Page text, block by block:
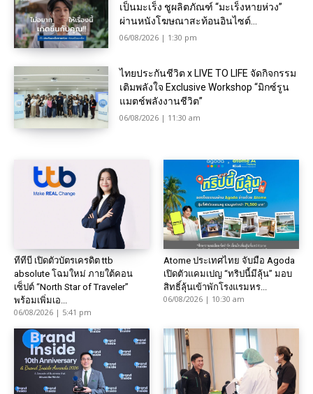
เป็นมะเร็ง ชูผลิตภัณฑ์ “มะเร็งหายห่วง”
ผ่านหนังโฆษณาสะท้อนอินไซต์...
06/08/2026 | 1:30 pm
ไทยประกันชีวิต x LIVE TO LIFE จัดกิจกรรม
เติมพลังใจ Exclusive Workshop “มิกซ์รูน
แมตช์พลังงานชีวิต”
06/08/2026 | 11:30 am
ทีทีบี เปิดตัวบัตรเครดิต ttb
absolute โฉมใหม่ ภายใต้คอน
เซ็ปต์ “North Star of Traveler”
พร้อมเพิ่มเอ...
06/08/2026 | 5:41 pm
Atome ประเทศไทย จับมือ Agoda
เปิดตัวแคมเปญ “ทริปนี้มีลุ้น” มอบ
สิทธิ์ลุ้นเข้าพักโรงแรมหร...
06/08/2026 | 10:30 am